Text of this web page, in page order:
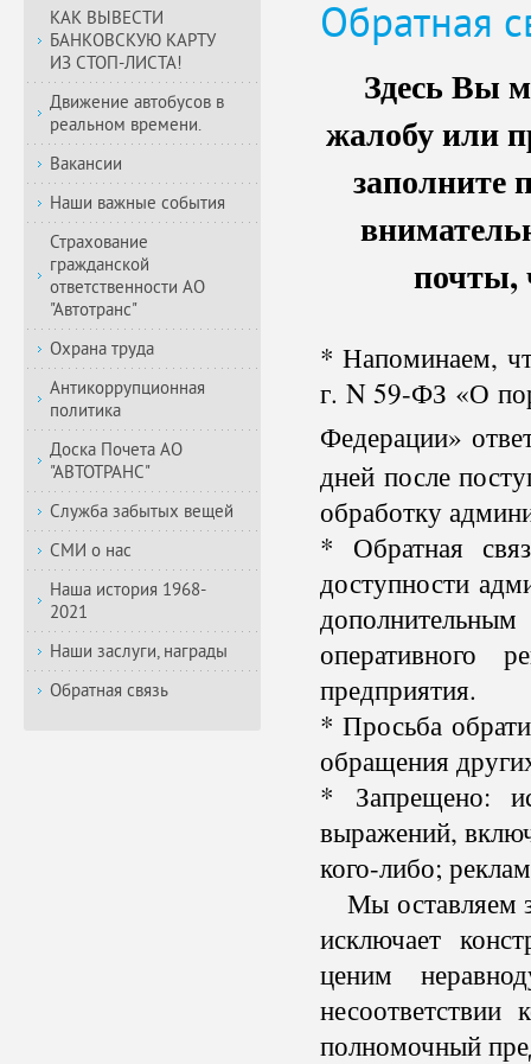
Обратная
Здесь Вы
жалобу или
заполните
почты,
* Напоминаем,
г. N 59-ФЗ «О
Федерации»
дней после
обработку
* Обратная
доступности
оперативного
предприятия.
* Просьба
обращения
* Запрещено:
выражений,
кого-либо;
Мы оставляем
исключает
ценим
полномочный
КАК ВЫВЕСТИ
БАНКОВСКУЮ КАРТУ
ИЗ СТОП-ЛИСТА!
Движение автобусов в
реальном времени.
Вакансии
Наши важные события
Страхование
гражданской
ответственности АО
"Автотранс"
Охрана труда
Антикоррупционная
политика
Доска Почета АО
"АВТОТРАНС"
Служба забытых вещей
СМИ о нас
Наша история 1968-
2021
Наши заслуги, награды
Обратная связь